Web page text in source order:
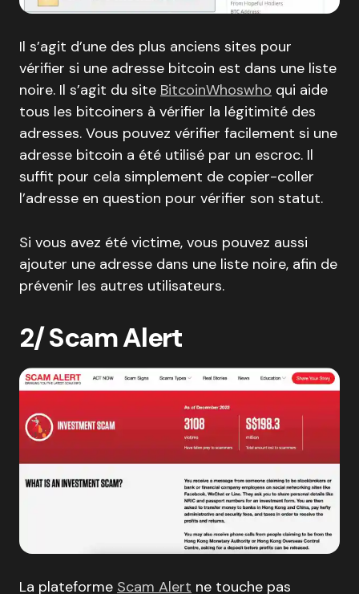
Il s’agit d’une des plus anciens sites pour
vérifier si une adresse bitcoin est dans une liste
noire. Il s’agit du site BitcoinWhoswho qui aide
tous les bitcoiners à vérifier la légitimité des
adresses. Vous pouvez vérifier facilement si une
adresse bitcoin a été utilisé par un escroc. Il
suffit pour cela simplement de copier-coller
l’adresse en question pour vérifier son statut.
Si vous avez été victime, vous pouvez aussi
ajouter une adresse dans une liste noire, afin de
prévenir les autres utilisateurs.
2/ Scam Alert
La plateforme Scam Alert ne touche pas